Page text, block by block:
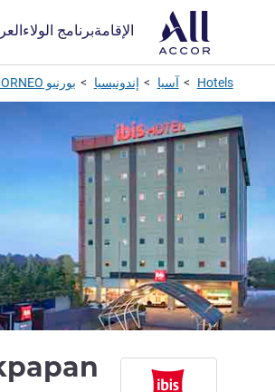
الإقامةبرنامج الولاء
Hotels آسيا إندونيسيا بورنيو BORNEO